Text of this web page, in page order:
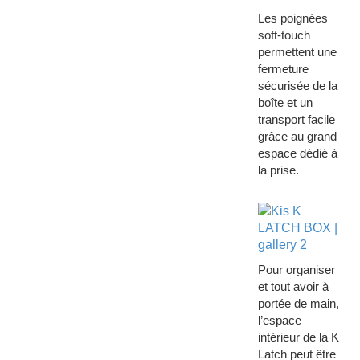
Les poignées
soft-touch
permettent une
fermeture
sécurisée de la
boîte et un
transport facile
grâce au grand
espace dédié à
la prise.
Pour organiser
et tout avoir à
portée de main,
l’espace
intérieur de la K
Latch peut être